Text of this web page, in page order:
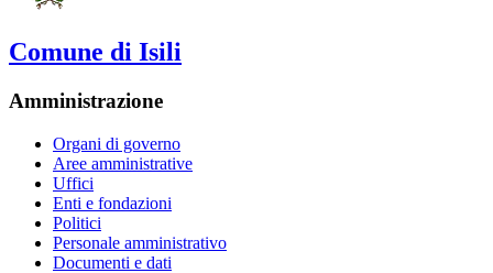
Comune di Isili
Amministrazione
Organi di governo
Aree amministrative
Uffici
Enti e fondazioni
Politici
Personale amministrativo
Documenti e dati